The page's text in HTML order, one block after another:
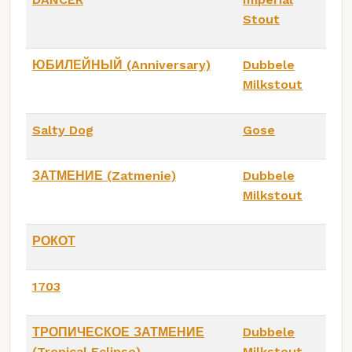
Stout
ЮБИЛЕЙНЫЙ (Anniversary)
Dubbele
Milkstout
Salty Dog Gose
ЗАТМЕНИЕ (Zatmenie)
Dubbele
Milkstout
РОКОТ
1703
ТРОПИЧЕСКОЕ ЗАТМЕНИЕ
Dubbele